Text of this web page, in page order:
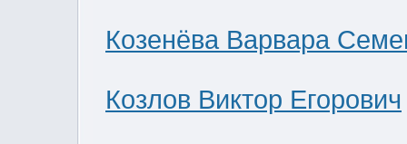
Козенёва Варвара
Козлов Виктор Егорович